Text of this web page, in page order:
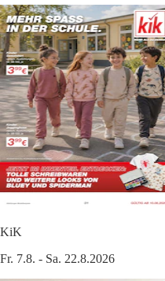
KiK
Fr. 7.8. - Sa. 22.8.2026